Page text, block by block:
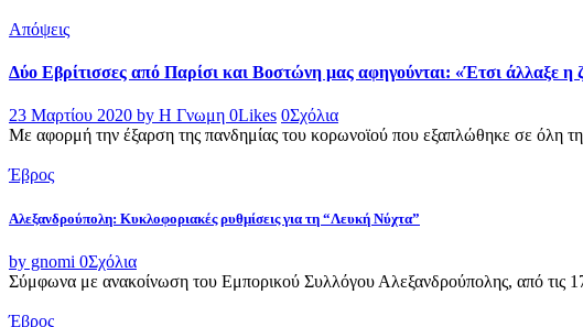
Απόψεις
Δύο Εβρίτισσες από Παρίσι και Βοστώνη μας αφηγούνται: «Έτσι άλλαξε η
23 Μαρτίου 2020 by Η Γνωμη 0Likes 0Σχόλια
Με αφορμή την έξαρση της πανδημίας του κορωνοϊού που εξαπλώθηκε σε όλη
Έβρος
Αλεξανδρούπολη: Κυκλοφοριακές ρυθμίσεις για τη “Λευκή Νύχτα”
by gnomi 0Σχόλια
Σύμφωνα με ανακοίνωση του Εμπορικού Συλλόγου Αλεξανδρούπολης, από τις
Έβρος